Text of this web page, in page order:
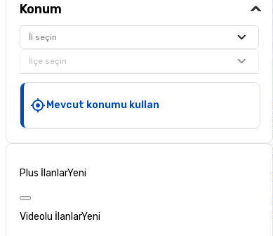
Konum
İl seçin
İlçe seçin
Mevcut konumu kullan
Plus İlanlarYeni
Videolu İlanlarYeni